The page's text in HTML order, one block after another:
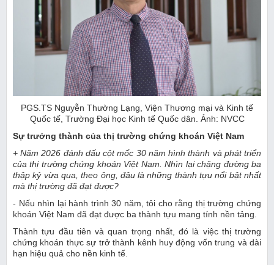
PGS.TS Nguyễn Thường Lạng, Viện Thương mại và Kinh tế
Quốc tế, Trường Đại học Kinh tế Quốc dân. Ảnh: NVCC
Sự trưởng thành của thị trường chứng khoán Việt Nam
+ Năm 2026 đánh dấu cột mốc 30 năm hình thành và phát triển
của thị trường chứng khoán Việt Nam. Nhìn lại chặng đường ba
thập kỷ vừa qua, theo ông, đâu là những thành tựu nổi bật nhất
mà thị trường đã đạt được?
- Nếu nhìn lại hành trình 30 năm, tôi cho rằng thị trường chứng
khoán Việt Nam đã đạt được ba thành tựu mang tính nền tảng.
Thành tựu đầu tiên và quan trọng nhất, đó là việc thị trường
chứng khoán thực sự trở thành kênh huy động vốn trung và dài
hạn hiệu quả cho nền kinh tế.